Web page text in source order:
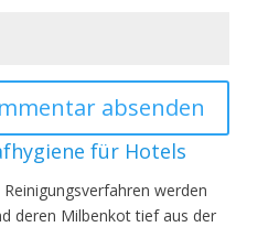
für Hotels
werden
deren Milbenkot tief aus der